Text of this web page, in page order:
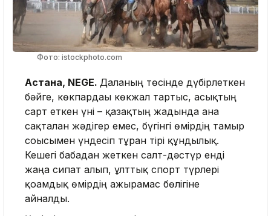
Фото: istockphoto.com
Астана, NEGE. Даланың төсінде дүбірлеткен
бәйге, көкпардағы көкжал тартыс, асықтың
сарт еткен үні – қазақтың жадында ғана
сақталған жәдігер емес, бүгінгі өмірдің тамыр
соғысымен үндесіп тұрған тірі құндылық.
Кешегі бабадан жеткен салт-дәстүр енді
жаңа сипат алып, ұлттық спорт түрлері
қоғамдық өмірдің ажырамас бөлігіне
айналды.